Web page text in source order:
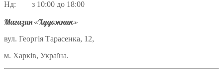
Нд: з 10:00 до 18:00
Магазин «Художник»
вул. Георгія Тарасенка, 12,
м. Харків, Україна.